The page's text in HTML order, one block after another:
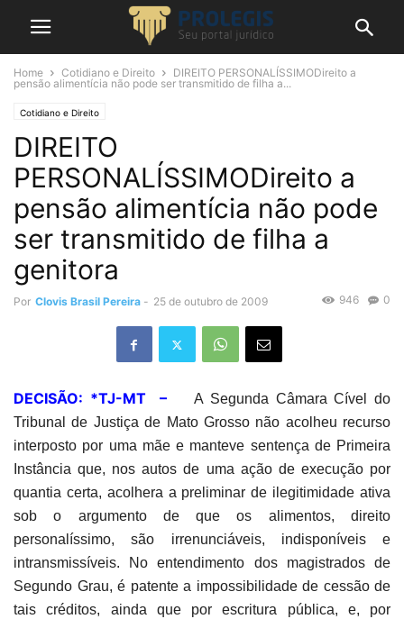
Home Cotidiano e Direito
DIREITO PERSONALÍSSIMODireito a
pensão alimentícia não pode ser transmitido de filha a...
Cotidiano e Direito
DIREITO
PERSONALÍSSIMODireito a
pensão alimentícia não pode
ser transmitido de filha a
genitora
Por Clovis Brasil Pereira - 25 de outubro de 2009 0
946
DECISÃO: *TJ-MT –
A Segunda Câmara Cível do
Tribunal de Justiça de Mato Grosso não acolheu recurso
interposto por uma mãe e manteve sentença de Primeira
Instância que, nos autos de uma ação de execução por
quantia certa, acolhera a preliminar de ilegitimidade ativa
sob o argumento de que os alimentos, direito
personalíssimo, são irrenunciáveis, indisponíveis e
intransmissíveis. No entendimento dos magistrados de
Segundo Grau, é patente a impossibilidade de cessão de
tais créditos, ainda que por escritura pública, e, por